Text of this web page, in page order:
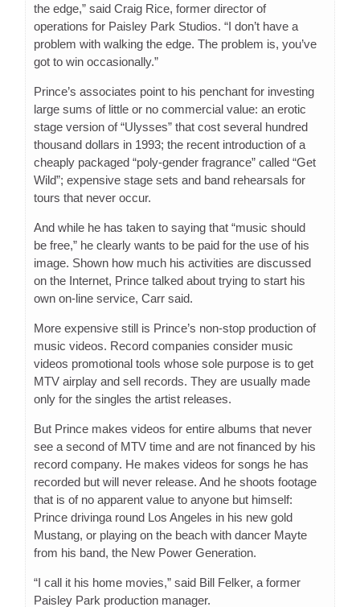
the edge,” said Craig Rice, former director of
operations for Paisley Park Studios. “I don’t have a
problem with walking the edge. The problem is, you’ve
got to win occasionally.”
Prince’s associates point to his penchant for investing
large sums of little or no commercial value: an erotic
stage version of “Ulysses” that cost several hundred
thousand dollars in 1993; the recent introduction of a
cheaply packaged “poly-gender fragrance” called “Get
Wild”; expensive stage sets and band rehearsals for
tours that never occur.
And while he has taken to saying that “music should
be free,” he clearly wants to be paid for the use of his
image. Shown how much his activities are discussed
on the Internet, Prince talked about trying to start his
own on-line service, Carr said.
More expensive still is Prince’s non-stop production of
music videos. Record companies consider music
videos promotional tools whose sole purpose is to get
MTV airplay and sell records. They are usually made
only for the singles the artist releases.
But Prince makes videos for entire albums that never
see a second of MTV time and are not financed by his
record company. He makes videos for songs he has
recorded but will never release. And he shoots footage
that is of no apparent value to anyone but himself:
Prince drivinga round Los Angeles in his new gold
Mustang, or playing on the beach with dancer Mayte
from his band, the New Power Generation.
“I call it his home movies,” said Bill Felker, a former
Paisley Park production manager.